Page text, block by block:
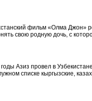
фильм «Олма Джон»
свою родную дочь, с
Азиз провел в
списке кыргызские,